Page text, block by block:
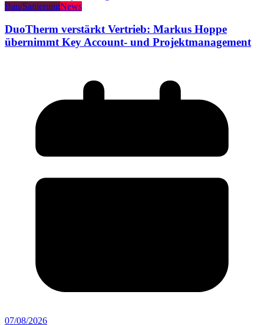
Bau/SanierungNews
DuoTherm verstärkt Vertrieb: Markus Hoppe
übernimmt Key Account- und Projektmanagement
07/08/2026